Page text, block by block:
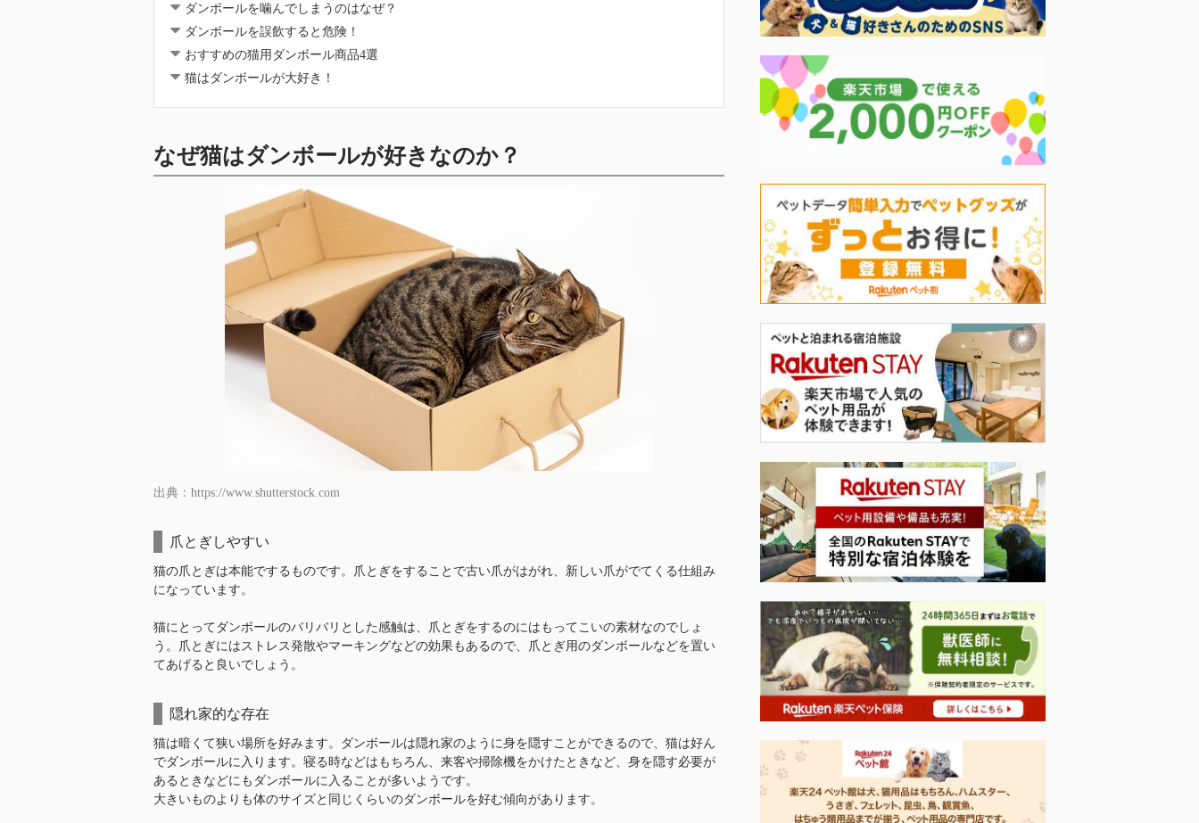
ダンボールを噛んでしまうのはなぜ？
ダンボールを誤飲すると危険！
おすすめの猫用ダンボール商品4選
猫はダンボールが大好き！
なぜ猫はダンボールが好きなのか？
出典：https://www.shutterstock.com
爪とぎしやすい
猫の爪とぎは本能でするものです。爪とぎをすることで古い爪がはがれ、新しい爪がでてくる仕組み
になっています。
猫にとってダンボールのバリバリとした感触は、爪とぎをするのにはもってこいの素材なのでしょ
う。爪とぎにはストレス発散やマーキングなどの効果もあるので、爪とぎ用のダンボールなどを置い
てあげると良いでしょう。
隠れ家的な存在
猫は暗くて狭い場所を好みます。ダンボールは隠れ家のように身を隠すことができるので、猫は好ん
でダンボールに入ります。寝る時などはもちろん、来客や掃除機をかけたときなど、身を隠す必要が
あるときなどにもダンボールに入ることが多いようです。
大きいものよりも体のサイズと同じくらいのダンボールを好む傾向があります。